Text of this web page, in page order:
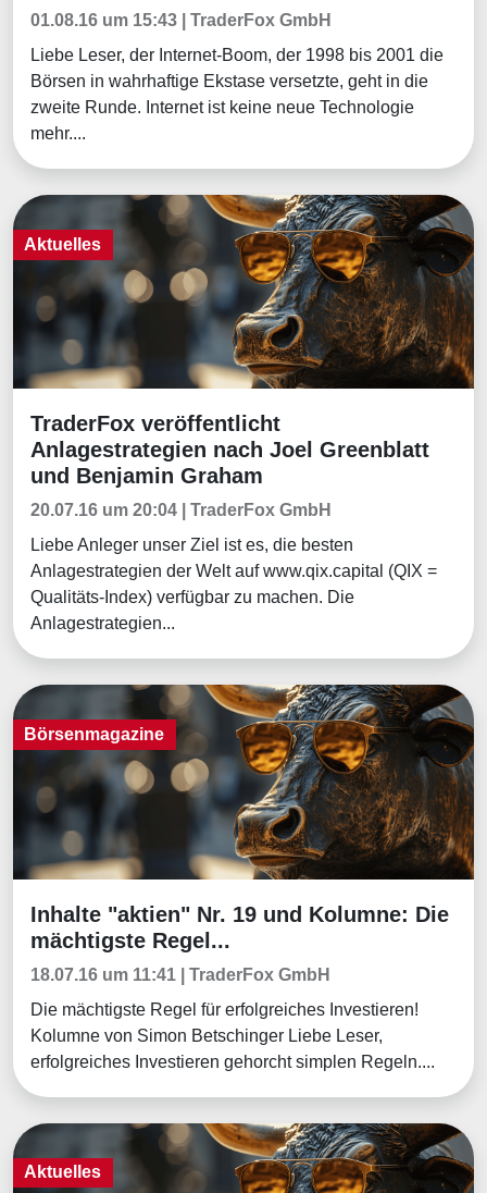
01.08.16 um 15:43 | TraderFox GmbH
Liebe Leser, der Internet-Boom, der 1998 bis 2001 die
Börsen in wahrhaftige Ekstase versetzte, geht in die
zweite Runde. Internet ist keine neue Technologie
mehr....
Aktuelles
Aktuelles
TraderFox veröffentlicht
Anlagestrategien nach Joel Greenblatt
und Benjamin Graham
20.07.16 um 20:04 | TraderFox GmbH
Liebe Anleger unser Ziel ist es, die besten
Anlagestrategien der Welt auf www.qix.capital (QIX =
Qualitäts-Index) verfügbar zu machen. Die
Anlagestrategien...
Börsenmagazine
Börsenmagazine
Inhalte "aktien" Nr. 19 und Kolumne: Die
mächtigste Regel...
18.07.16 um 11:41 | TraderFox GmbH
Die mächtigste Regel für erfolgreiches Investieren!
Kolumne von Simon Betschinger Liebe Leser,
erfolgreiches Investieren gehorcht simplen Regeln....
Aktuelles